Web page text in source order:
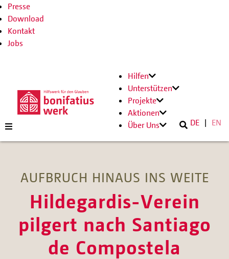
Presse
Download
Kontakt
Jobs
Hilfen
Unterstützen
Projekte
Aktionen
Über Uns
DE EN
AUFBRUCH HINAUS INS WEITE
Hildegardis-Verein
pilgert nach Santiago
de Compostela